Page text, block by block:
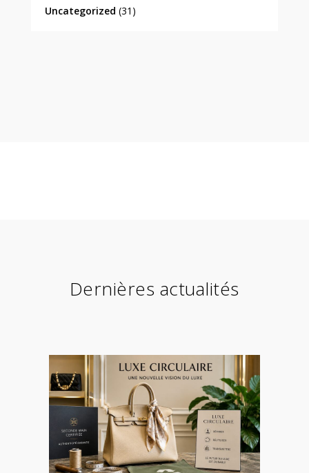
Uncategorized (31)
Dernières actualités